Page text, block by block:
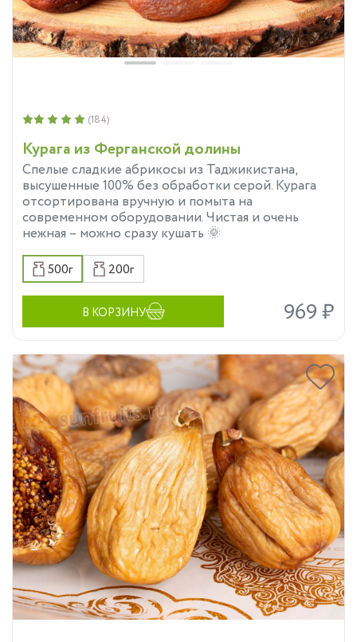
Курага из Ферганской долины
Спелые сладкие абрикосы из Таджикистана,
высушенные 100% без обработки серой. Курага
отсортирована вручную и помыта на
современном оборудовании. Чистая и очень
нежная – можно сразу кушать 🌞
(184)
500г 200г
В КОРЗИНУ 969 ₽